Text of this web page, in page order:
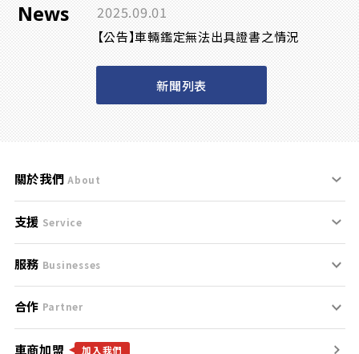
News 2025.09.01
【公告】車輛鑑定無法出具證書之情況
新聞列表
關於我們 About
刊登規範
服務條款
免責聲明
支援 Service
支援中心
聯絡我們
服務 Businesses
什麼是Goo鑑定？
找好車
合作 Partner
合作夥伴
車商加盟 加入我們